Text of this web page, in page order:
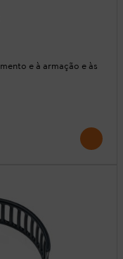
e à armação e às